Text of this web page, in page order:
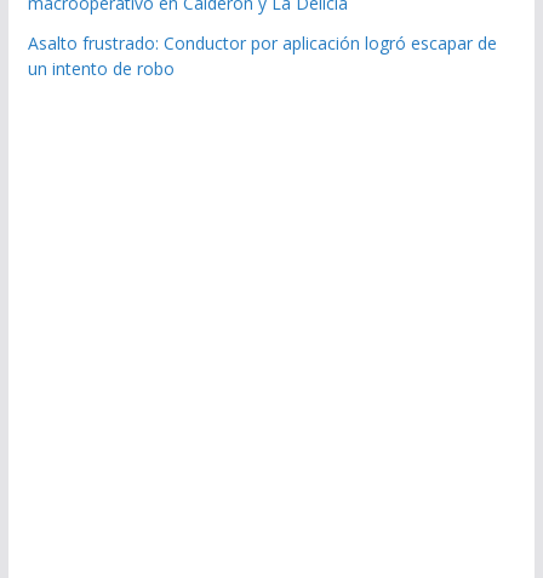
Asalto frustrado: Conductor por aplicación logró escapar de
un intento de robo